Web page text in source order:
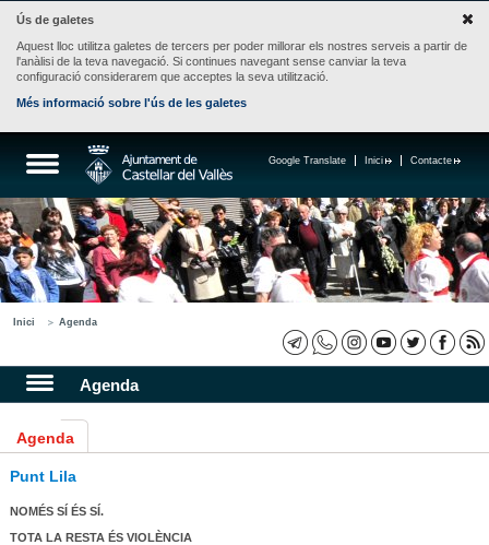
Ús de galetes
Aquest lloc utilitza galetes de tercers per poder millorar els nostres serveis a partir de
l'anàlisi de la teva navegació. Si continues navegant sense canviar la teva
configuració considerarem que acceptes la seva utilització.
Més informació sobre l'ús de les galetes
Contacte
Inici
Google Translate
Inici Agenda
Agenda
Agenda
Punt Lila
NOMÉS SÍ ÉS SÍ.
TOTA LA RESTA ÉS VIOLÈNCIA